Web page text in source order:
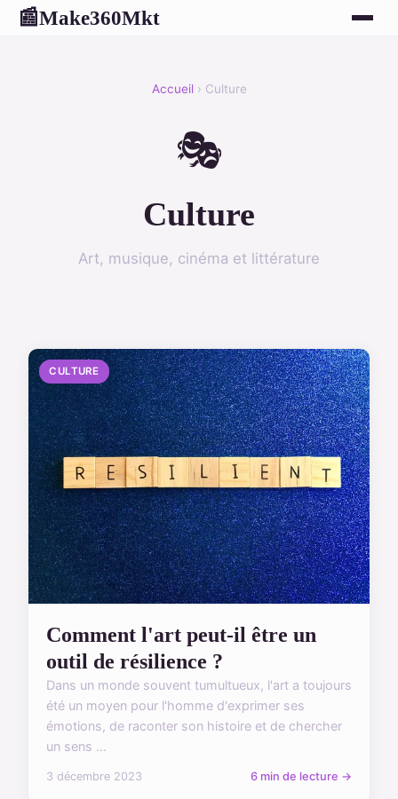
📰Make360Mkt
Accueil› Culture
🎭
Culture
Art, musique, cinéma et littérature
CULTURE
Comment l'art peut-il être un
outil de résilience ?
Dans un monde souvent tumultueux, l'art a toujours
été un moyen pour l'homme d'exprimer ses
émotions, de raconter son histoire et de chercher
un sens ...
3 décembre 2023 6 min de lecture →